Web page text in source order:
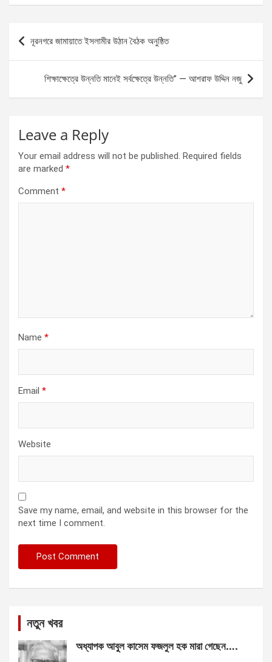
ce
o
o
k
se
g
er
at
A
p
p
ar
e
Post
navigation
নূরনগরে জামায়াতে ইসলামীর উঠান বৈঠক অনুষ্ঠিত
শিক্ষাক্ষেত্রে উন্নতি মানেই সর্বক্ষেত্রে উন্নতি” — আশরাফ উদ্দিন নজু
Leave a Reply
Your email address will not be published. Required fields
are marked *
Comment *
Name *
Email *
Website
Save my name, email, and website in this browser for the
next time I comment.
নতুন খবর
অধ্যাপক আবুল কাসেম ফজলুল হক মারা গেছেন….